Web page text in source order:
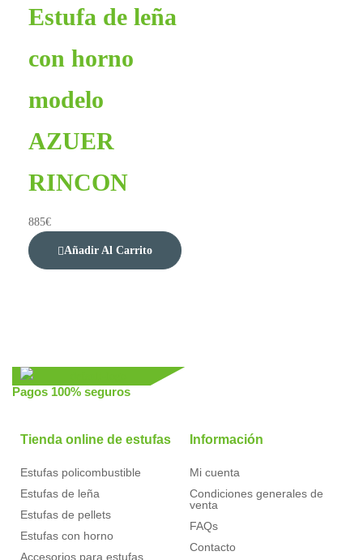
Estufa de leña
con horno
modelo
AZUER
RINCON
885€
Añadir Al Carrito
Pagos 100% seguros
Tienda online de estufas
Estufas policombustible
Estufas de leña
Estufas de pellets
Estufas con horno
Accesorios para estufas
Información
Mi cuenta
Condiciones generales de
venta
FAQs
Contacto